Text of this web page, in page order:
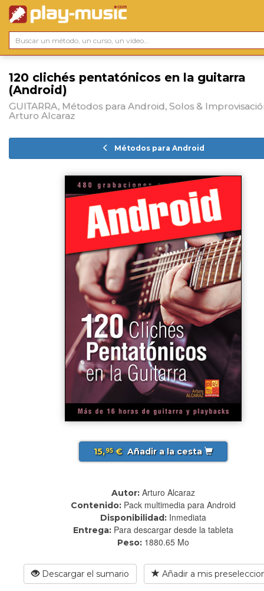
120 clichés pentatónicos en la guitarra
(Android)
GUITARRA, Métodos para Android, Solos &
Arturo Alcaraz
Métodos para Android
15,95€ Añadir a la cesta
Autor: Arturo Alcaraz
Contenido: Pack multimedia para Android
Disponibilidad: Inmediata
Entrega: Para descargar desde la tableta
Peso: 1880.65 Mo
Descargar el sumario Añadir a mis